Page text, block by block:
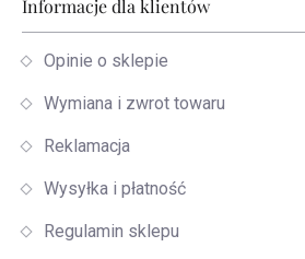
Informacje dla klientów
Opinie o sklepie
Wymiana i zwrot towaru
Reklamacja
Wysyłka i płatność
Regulamin sklepu